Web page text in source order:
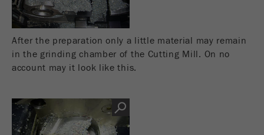
After the preparation only a little material may remain
in the grinding chamber of the Cutting Mill. On no
account may it look like this.